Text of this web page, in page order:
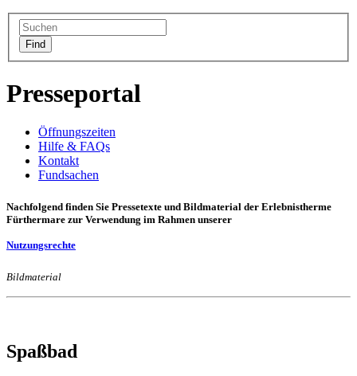
Presseportal
Öffnungszeiten
Hilfe & FAQs
Kontakt
Fundsachen
Nachfolgend finden Sie Pressetexte und Bildmaterial der Erlebnistherme
Fürthermare zur Verwendung im Rahmen unserer
Nutzungsrechte
Bildmaterial
Spaßbad